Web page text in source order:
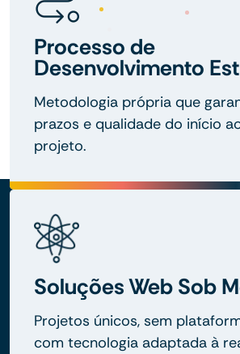
Processo de
Desenvolvimento
Metodologia própria que
prazos e qualidade do início
projeto.
Soluções Web Sob
Projetos únicos, sem
com tecnologia adaptada à